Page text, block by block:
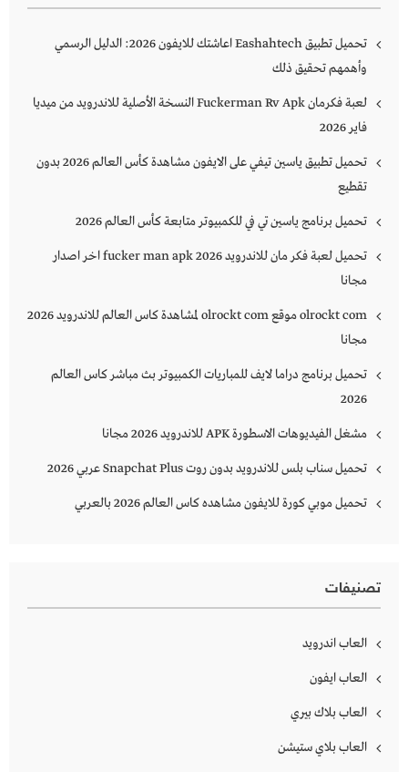
تحميل تطبيق Eashahtech اعاشتك للايفون 2026: الدليل الرسمي
وأهمهم تحقيق ذلك
لعبة فكرمان Fuckerman Rv Apk النسخة الأصلية للاندرويد من ميديا
فاير 2026
تحميل تطبيق ياسين تيفي على الايفون مشاهدة كأس العالم 2026 بدون
تقطيع
تحميل برنامج ياسين تي في للكمبيوتر متابعة كأس العالم 2026
تحميل لعبة فكر مان للاندرويد 2026 fucker man apk اخر اصدار
مجانا
olrockt com موقع olrockt com لمشاهدة كاس العالم للاندرويد 2026
مجانا
تحميل برنامج دراما لايف للمباريات الكمبيوتر بث مباشر كاس العالم
2026
مشغل الفيديوهات الاسطورة APK للاندرويد 2026 مجانا
تحميل سناب بلس للاندرويد بدون روت Snapchat Plus‏ عربي 2026
تحميل موبي كورة للايفون مشاهده كاس العالم 2026 بالعربي
تصنيفات
العاب اندرويد
العاب ايفون
العاب بلاك بيري
العاب بلاي ستيشن